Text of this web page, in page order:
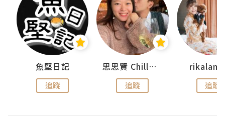
魚堅日記
追蹤
思思賢 ChillMyBabe
追蹤 追蹤